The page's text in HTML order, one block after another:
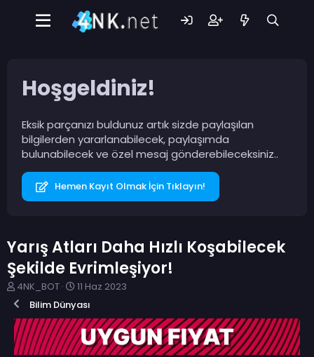
Hoşgeldiniz!
Eksik parçanızı buldunuz artık sizde paylaşılan
bilgilerden yararlanabilecek, paylaşımda
bulunabilecek ve özel mesaj gönderebileceksiniz..
Hemen Kayıt Olmak İçin Tıklayın!
Yarış Atları Daha Hızlı Koşabilecek
Şekilde Evrimleşiyor!
K
o
n
b
u
y
4NK_BOT
B
ş
l
a
n
11 Haz 2023
Bilim Dünyası